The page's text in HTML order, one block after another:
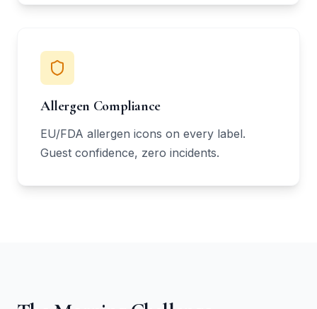
Allergen Compliance
EU/FDA allergen icons on every label.
Guest confidence, zero incidents.